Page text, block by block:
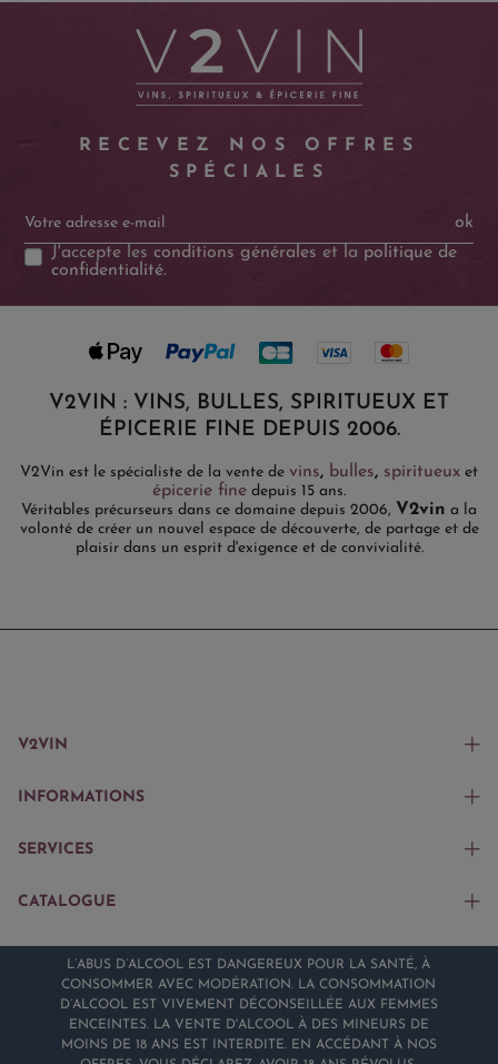
RECEVEZ NOS OFFRES
SPÉCIALES
ok
J'accepte lesconditions générales et la politique de
confidentialité.
V2VIN : VINS, BULLES, SPIRITUEUX ET
ÉPICERIE FINE DEPUIS 2006.
V2Vin est le spécialiste de la vente de vins, bulles, spiritueux et
épicerie fine depuis 15 ans.
Véritables précurseurs dans ce domaine depuis 2006, V2vin a la
volonté de créer un nouvel espace de découverte, de partage et de
plaisir dans un esprit d'exigence et de convivialité.
V2VIN
INFORMATIONS
SERVICES
CATALOGUE
L’ABUS D’ALCOOL EST DANGEREUX POUR LA SANTÉ, À
CONSOMMER AVEC MODÉRATION. LA CONSOMMATION
D’ALCOOL EST VIVEMENT DÉCONSEILLÉE AUX FEMMES
ENCEINTES. LA VENTE D'ALCOOL À DES MINEURS DE
MOINS DE 18 ANS EST INTERDITE. EN ACCÉDANT À NOS